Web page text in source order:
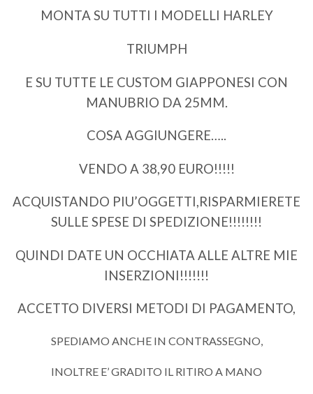
MONTA SU TUTTI I MODELLI HARLEY
TRIUMPH
E SU TUTTE LE CUSTOM GIAPPONESI CON
MANUBRIO DA 25MM.
COSA AGGIUNGERE…..
VENDO A 38,90 EURO!!!!!
ACQUISTANDO PIU’OGGETTI,RISPARMIERETE
SULLE SPESE DI SPEDIZIONE!!!!!!!!
QUINDI DATE UN OCCHIATA ALLE ALTRE MIE
INSERZIONI!!!!!!!
ACCETTO DIVERSI METODI DI PAGAMENTO,
SPEDIAMO ANCHE IN CONTRASSEGNO,
INOLTRE E’ GRADITO IL RITIRO A MANO